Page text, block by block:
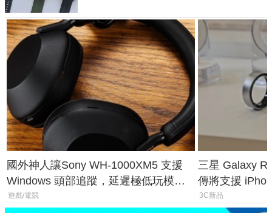
國外神人讓Sony WH-1000XM5 支援
Windows 頭部追蹤，延遲極低玩模擬
飛行超有感
遊戲/電競
三星 Galaxy
傳將支援
慧家電連動功
3C新品